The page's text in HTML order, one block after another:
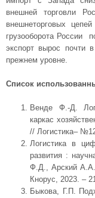
внешней торговли
внешнеторговых
грузооборота России
экспорт вырос почти
прежнем уровне.
Список
Венде Ф.-Д.
каркас
// Логистика–
Логистика в
развития :
Ф.Д., Арский
Кнорус, 2023. –
Быкова, Г.П.